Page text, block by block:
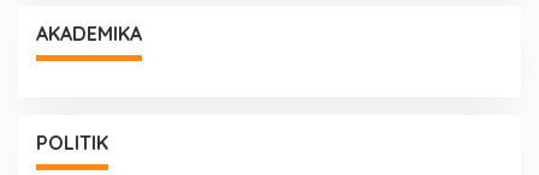
AKADEMIKA
POLITIK